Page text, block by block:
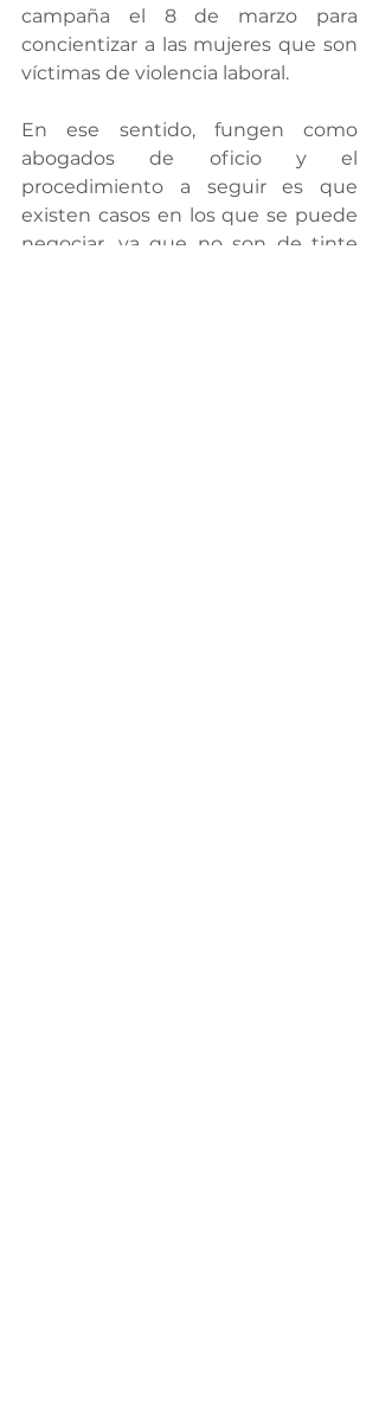
campaña el 8 de marzo para
concientizar a las mujeres que son
víctimas de violencia laboral.
En ese sentido, fungen como
abogados de oficio y el
procedimiento a seguir es que
existen casos en los que se puede
negociar, ya que no son de tinte